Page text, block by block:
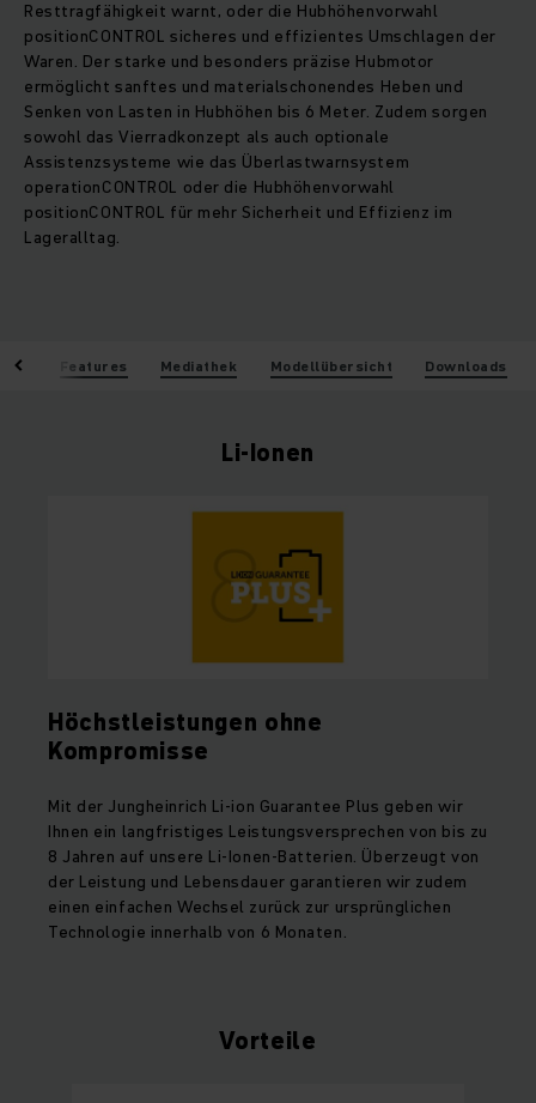
Resttragfähigkeit warnt, oder die Hubhöhenvorwahl
positionCONTROL sicheres und effizientes Umschlagen der
Waren. Der starke und besonders präzise Hubmotor
ermöglicht sanftes und materialschonendes Heben und
Senken von Lasten in Hubhöhen bis 6 Meter. Zudem sorgen
sowohl das Vierradkonzept als auch optionale
Assistenzsysteme wie das Überlastwarnsystem
operationCONTROL oder die Hubhöhenvorwahl
positionCONTROL für mehr Sicherheit und Effizienz im
Lageralltag.
Features Mediathek Modellübersicht Downloads
Li-Ionen
Höchstleistungen ohne
Kompromisse
Mit der Jungheinrich Li-ion Guarantee Plus geben wir
Ihnen ein langfristiges Leistungsversprechen von bis zu
8 Jahren auf unsere Li-Ionen-Batterien. Überzeugt von
der Leistung und Lebensdauer garantieren wir zudem
einen einfachen Wechsel zurück zur ursprünglichen
Technologie innerhalb von 6 Monaten.
Vorteile